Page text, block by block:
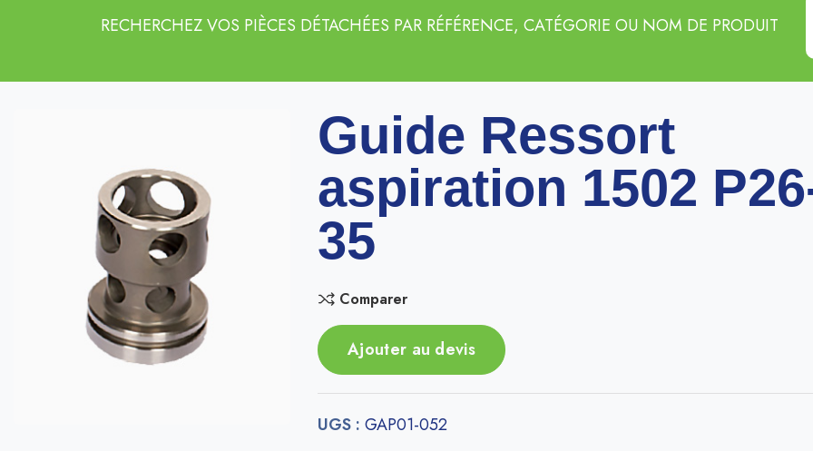
RECHERCHEZ VOS PIÈCES DÉTACHÉES PAR RÉFÉRENCE, CATÉGORIE OU NOM DE PRODUIT
Guide Ressort
aspiration 1502
35
Comparer
Ajouter au devis
UGS :GAP01-052